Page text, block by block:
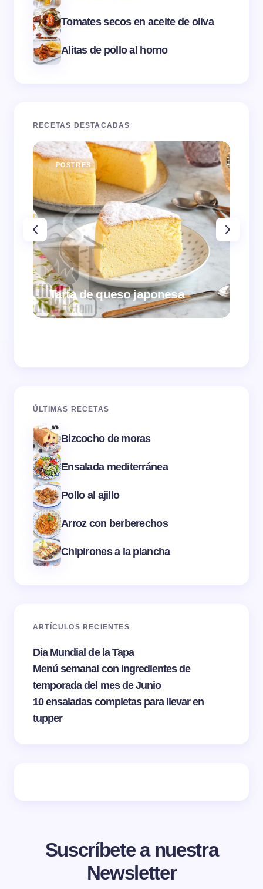
Tomates secos en aceite de oliva
Alitas de pollo al horno
RECETAS DESTACADAS
POSTRES
Tarta de queso japonesa
ÚLTIMAS RECETAS
Bizcocho de moras
Ensalada mediterránea
Pollo al ajillo
Arroz con berberechos
Chipirones a la plancha
ARTÍCULOS RECIENTES
Día Mundial de la Tapa
Menú semanal con ingredientes de
temporada del mes de Junio
10 ensaladas completas para llevar en
tupper
Suscríbete a nuestra
Newsletter